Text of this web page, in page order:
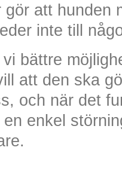
gör att hunden
inte till
bättre
att den ska
och när det
en enkel